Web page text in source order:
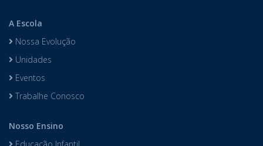
A Escola
Nossa Evolução
Unidades
Eventos
Trabalhe Conosco
Nosso Ensino